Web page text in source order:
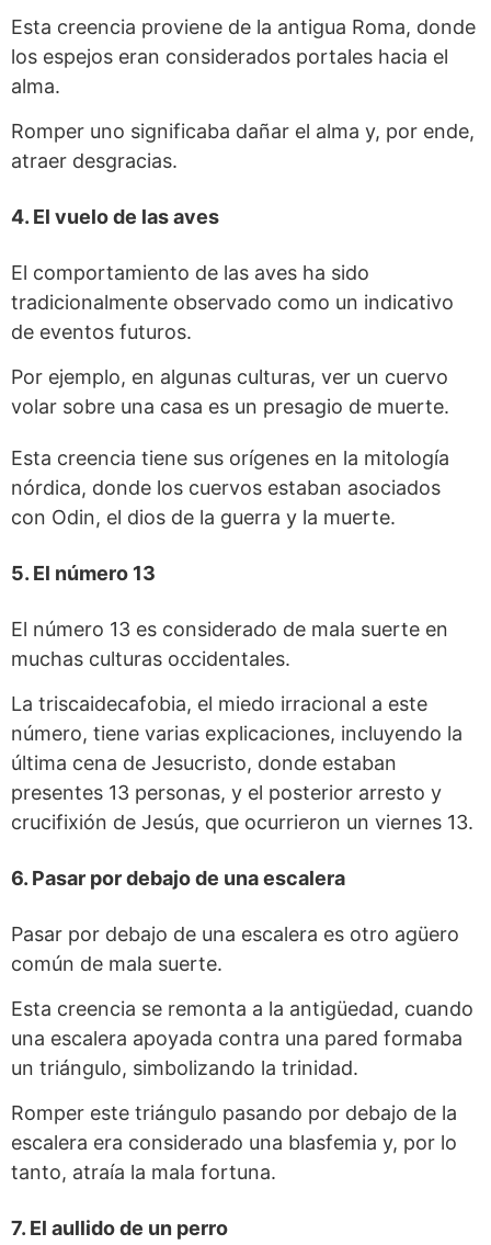
Esta creencia proviene de la antigua Roma, donde
los espejos eran considerados portales hacia el
alma.
Romper uno significaba dañar el alma y, por ende,
atraer desgracias.
4. El vuelo de las aves
El comportamiento de las aves ha sido
tradicionalmente observado como un indicativo
de eventos futuros.
Por ejemplo, en algunas culturas, ver un cuervo
volar sobre una casa es un presagio de muerte.
Esta creencia tiene sus orígenes en la mitología
nórdica, donde los cuervos estaban asociados
con Odin, el dios de la guerra y la muerte.
5. El número 13
El número 13 es considerado de mala suerte en
muchas culturas occidentales.
La triscaidecafobia, el miedo irracional a este
número, tiene varias explicaciones, incluyendo la
última cena de Jesucristo, donde estaban
presentes 13 personas, y el posterior arresto y
crucifixión de Jesús, que ocurrieron un viernes 13.
6. Pasar por debajo de una escalera
Pasar por debajo de una escalera es otro agüero
común de mala suerte.
Esta creencia se remonta a la antigüedad, cuando
una escalera apoyada contra una pared formaba
un triángulo, simbolizando la trinidad.
Romper este triángulo pasando por debajo de la
escalera era considerado una blasfemia y, por lo
tanto, atraía la mala fortuna.
7. El aullido de un perro